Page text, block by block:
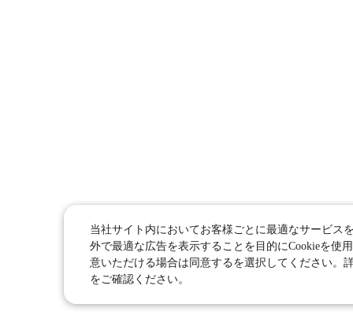
当社サイト内においてお客様ごとに最適なサービス
外で最適な広告を表示することを目的にCookieを使
意いただける場合は同意するを選択してください。
をご確認ください。